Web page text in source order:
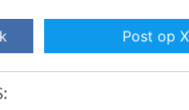
Post op X